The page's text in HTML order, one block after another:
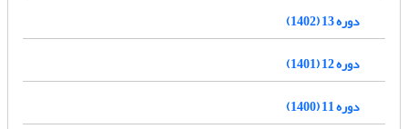
دوره 13 (1402)
دوره 12 (1401)
دوره 11 (1400)